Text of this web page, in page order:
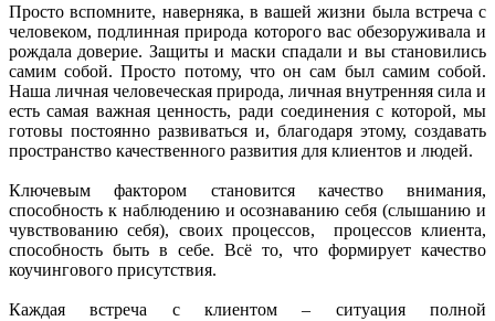
Просто вспомните, наверняка, в вашей жизни была встреча с
человеком, подлинная природа которого вас обезоруживала и
рождала доверие. Защиты и маски спадали и вы становились
самим собой. Просто потому, что он сам был самим собой.
Наша личная человеческая природа, личная внутренняя сила и
есть самая важная ценность, ради соединения с которой, мы
готовы постоянно развиваться и, благодаря этому, создавать
пространство качественного развития для клиентов и людей.
Ключевым фактором становится качество внимания,
способность к наблюдению и осознаванию себя (слышанию и
чувствованию себя), своих процессов, процессов клиента,
способность быть в себе. Всё то, что формирует качество
коучингового присутствия.
Каждая встреча с клиентом – ситуация полной